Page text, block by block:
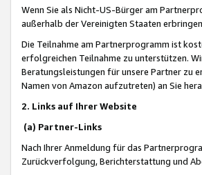
Wenn Sie als Nicht-US-Bürger am
außerhalb der Vereinigten Staaten
Die Teilnahme am Partnerprogramm ist
erfolgreichen Teilnahme zu unterstützen.
Beratungsleistungen für unsere Partner zu
Namen von Amazon aufzutreten) an Sie
2. Links auf Ihrer Website
(a) Partner-Links
Nach Ihrer Anmeldung für das
Zurückverfolgung, Berichterstattung und